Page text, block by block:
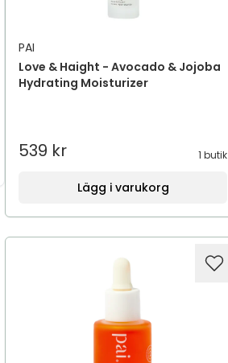
PAI
Love & Haight - Avocado & Jojoba
Hydrating Moisturizer
539 kr 1 butik
Lägg i varukorg